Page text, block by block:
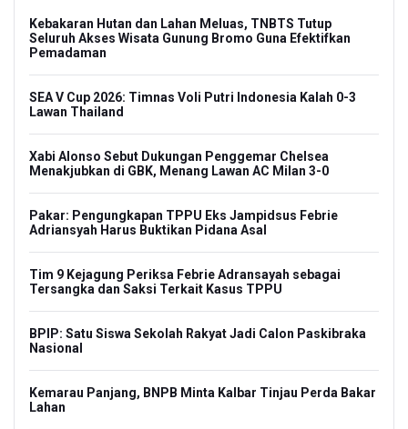
Kebakaran Hutan dan Lahan Meluas, TNBTS Tutup
Seluruh Akses Wisata Gunung Bromo Guna Efektifkan
Pemadaman
SEA V Cup 2026: Timnas Voli Putri Indonesia Kalah 0-3
Lawan Thailand
Xabi Alonso Sebut Dukungan Penggemar Chelsea
Menakjubkan di GBK, Menang Lawan AC Milan 3-0
Pakar: Pengungkapan TPPU Eks Jampidsus Febrie
Adriansyah Harus Buktikan Pidana Asal
Tim 9 Kejagung Periksa Febrie Adransayah sebagai
Tersangka dan Saksi Terkait Kasus TPPU
BPIP: Satu Siswa Sekolah Rakyat Jadi Calon Paskibraka
Nasional
Kemarau Panjang, BNPB Minta Kalbar Tinjau Perda Bakar
Lahan